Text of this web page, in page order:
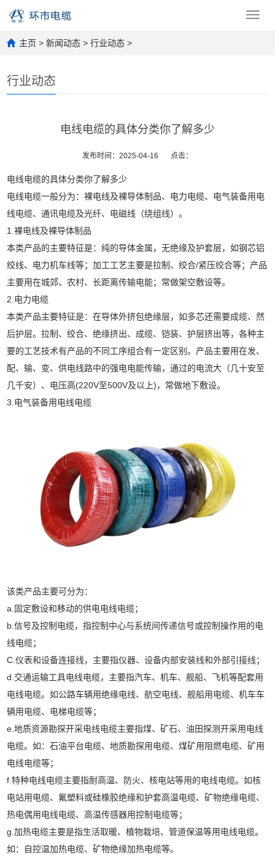
主页 >新闻动态 >行业动态 >
行业动态
电线电缆的具体分类你了解多少
发布时间：2025-04-16 点击：
电线电缆的具体分类你了解多少
电线电缆一般分为：裸电线及裸导体制品、电力电缆、电气装备用电
线电缆、通讯电缆及光纤、电磁线（绕组线）。
1.裸电线及裸导体制品
本类产品的主要特征是：纯的导体金属，无绝缘及护套层，如钢芯铝
绞线、电力机车线等；加工工艺主要是拉制、绞合/紧压绞合等；产品
主要用在城郊、农村、长距离传输电能；常做架空敷设等。
2.电力电缆
本类产品主要特征是：在导体外挤包绝缘层，如多芯还需要成缆、然
后护层。拉制、绞合、绝缘挤出、成缆、铠装、护层挤出等，各种主
要的工艺技术有产品的不同工序组合有一定区别。产品主要用在发、
配、输、变、供电线路中的强电电能传输，通过的电流大（几十安至
几千安）、电压高(220V至500V及以上)，常做地下敷设。
3.电气装备用电线电缆
该类产品主要可分为：
a.固定敷设和移动的供电电线电缆；
b.信号及控制电缆，指控制中心与系统间传递信号或控制操作用的电
线电缆；
C.仪表和设备连接线，主要指仪器、设备内部安装线和外部引接线；
d.交通运输工具电线电缆，主要指汽车、机车、舰船、飞机等配套用
电线电缆。如公路车辆用绝缘电线、航空电线、舰船用电缆、机车车
辆用电缆、电梯电缆等；
e.地质资源勘探开采电线电缆主要指煤、矿石、油田探测开采用电线
电缆。如：石油平台电缆、地质勘探用电缆、煤矿用阻燃电缆、矿用
电线电缆等；
f.特种电线电缆主要指耐高温、防火、核电站等用的电线电缆。如核
电站用电缆、氟塑料或硅橡胶绝缘和护套高温电缆、矿物绝缘电缆、
热电偶用电线电缆、高温传感器用控制电缆等；
g.加热电缆主要是指生活取暖、植物栽培、管道保温等用电线电缆。
如：自控温加热电缆、矿物绝缘加热电缆等。